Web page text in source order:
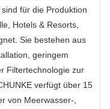
für die Produktion
Hotels & Resorts,
Sie bestehen aus
geringem
Filtertechnologie zur
verfügt über 15
von Meerwasser-,